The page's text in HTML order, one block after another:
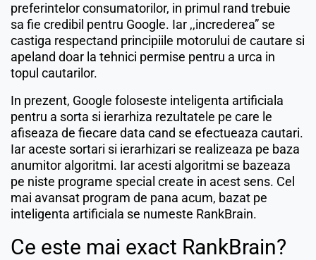
preferintelor consumatorilor, in primul rand trebuie
sa fie credibil pentru Google. Iar ,,increderea” se
castiga respectand principiile motorului de cautare si
apeland doar la tehnici permise pentru a urca in
topul cautarilor.
In prezent, Google foloseste inteligenta artificiala
pentru a sorta si ierarhiza rezultatele pe care le
afiseaza de fiecare data cand se efectueaza cautari.
Iar aceste sortari si ierarhizari se realizeaza pe baza
anumitor algoritmi. Iar acesti algoritmi se bazeaza
pe niste programe special create in acest sens. Cel
mai avansat program de pana acum, bazat pe
inteligenta artificiala se numeste RankBrain.
Ce este mai exact RankBrain?